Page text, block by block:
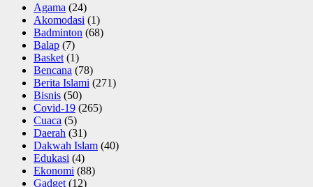
Agama (24)
Akomodasi (1)
Badminton (68)
Balap (7)
Basket (1)
Bencana (78)
Berita Islami (271)
Bisnis (50)
Covid-19 (265)
Cuaca (5)
Daerah (31)
Dakwah Islam (40)
Edukasi (4)
Ekonomi (88)
Gadget (12)